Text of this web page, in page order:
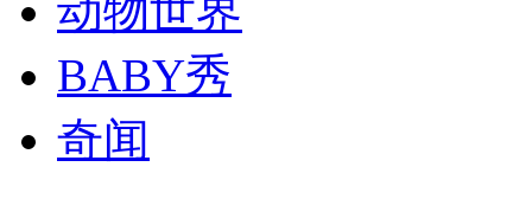
消防员救轻生者 花炮节热闹非凡
动物世界
BABY秀
奇闻